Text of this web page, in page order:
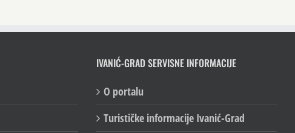
IVANIĆ-GRAD SERVISNE INFORMACIJE
O portalu
Turističke informacije Ivanić-Grad